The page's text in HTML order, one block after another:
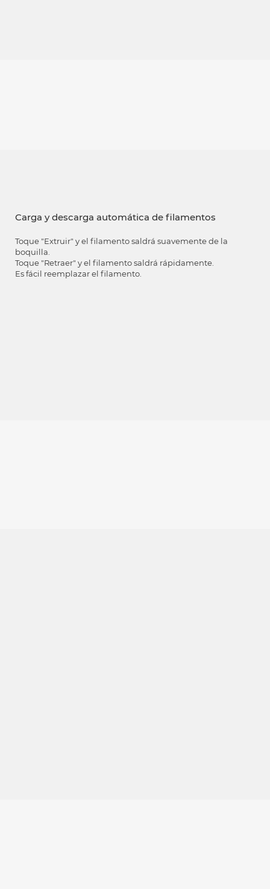
Carga y descarga automática de filamentos
Toque "Extruir" y el filamento saldrá suavemente de la
boquilla.
Toque "Retraer" y el filamento saldrá rápidamente.
Es fácil reemplazar el filamento.